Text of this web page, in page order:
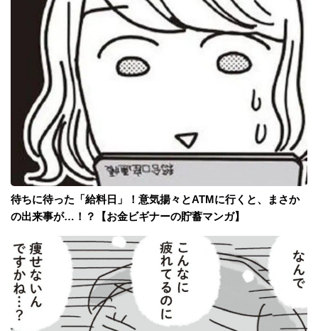
待ちに待った「給料日」！意気揚々とATMに行くと、まさか
の出来事が…！？【お金ビギナーの貯蓄マンガ】